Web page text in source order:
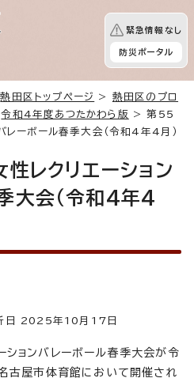
緊急情報なし
防災ポータル
熱田区トップページ > 熱田区のプロ
令和4年度あつたかわら版
> 第55
レーボール春季大会（令和4年4月）
レクリエーション
大会（令和4年4
2025年10月17日
ョンバレーボール春季大会が令
古屋市体育館において開催され